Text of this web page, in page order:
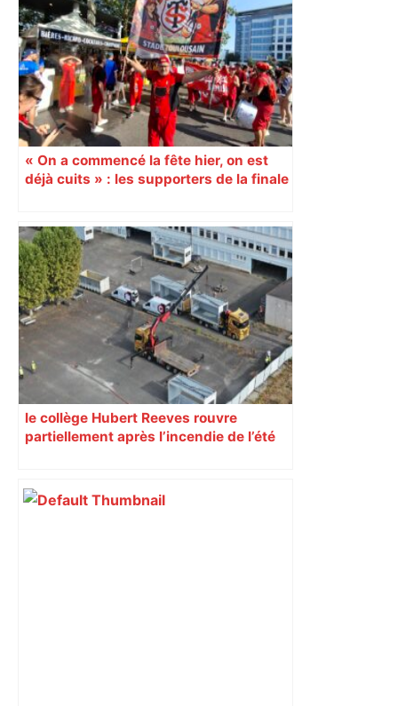
mercredi 13 mai 2026 – Météocity
« On a commencé la fête hier, on est
déjà cuits » : les supporters de la finale
le collège Hubert Reeves rouvre
partiellement après l’incendie de l’été